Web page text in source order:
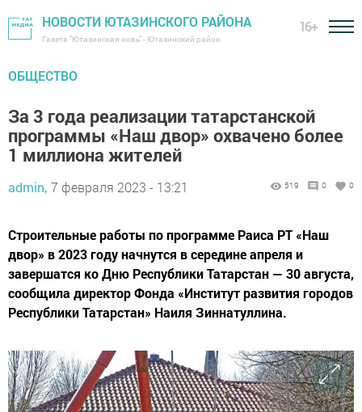
НОВОСТИ ЮТАЗИНСКОГО РАЙОНА
Газета "Ютазинская новь" - Ютазинский район
16+
ОБЩЕСТВО
За 3 года реализации татарстанской
программы «Наш двор» охвачено более
1 миллиона жителей
admin, 7 февраля 2023 - 13:21 519 0 0
Строительные работы по программе Раиса РТ «Наш
двор» в 2023 году начнутся в середине апреля и
завершатся ко Дню Республики Татарстан — 30 августа,
сообщила директор Фонда «Институт развития городов
Республики Татарстан» Наиля Зиннатуллина.